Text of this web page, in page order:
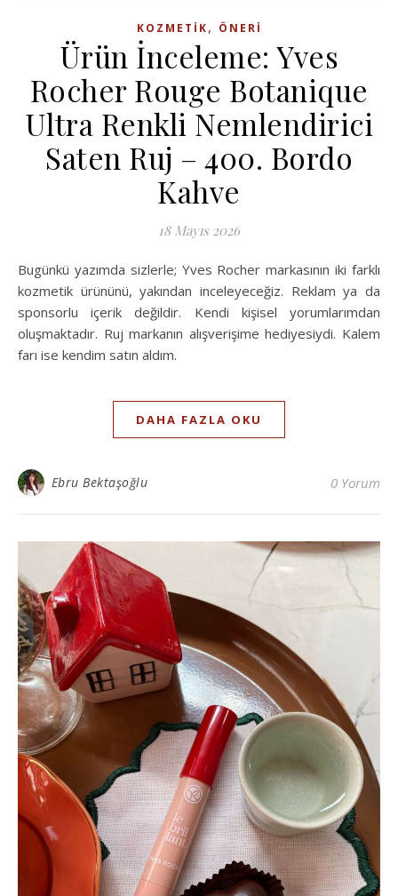
KOZMETIK, ÖNERI
Ürün İnceleme: Yves
Rocher Rouge Botanique
Ultra Renkli Nemlendirici
Saten Ruj – 400. Bordo
Kahve
18 Mayıs 2026
Bugünkü yazımda sizlerle; Yves Rocher markasının iki farklı
kozmetik ürününü, yakından inceleyeceğiz. Reklam ya da
sponsorlu içerik değildir. Kendi kişisel yorumlarımdan
oluşmaktadır. Ruj markanın alışverişime hediyesiydi. Kalem
farı ise kendim satın aldım.
DAHA FAZLA OKU
Ebru Bektaşoğlu 0 Yorum